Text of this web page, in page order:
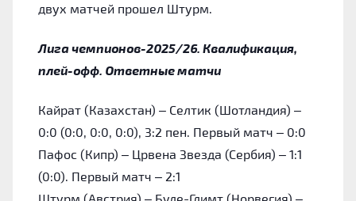
двух матчей прошел Штурм.
Лига чемпионов-2025/26. Квалификация,
плей-офф. Ответные матчи
Кайрат (Казахстан) – Селтик (Шотландия) –
0:0 (0:0, 0:0, 0:0), 3:2 пен. Первый матч – 0:0
Пафос (Кипр) – Црвена Звезда (Сербия) – 1:1
(0:0). Первый матч – 2:1